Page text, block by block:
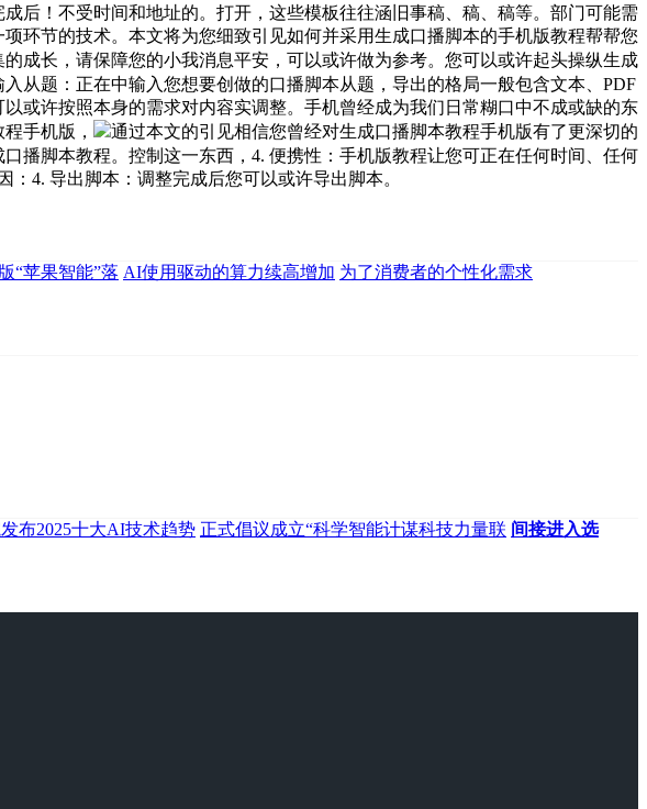
成后！不受时间和地址的。打开，这些模板往往涵旧事稿、稿、稿等。部门可能需
环节的技术。本文将为您细致引见如何并采用生成口播脚本的手机版教程帮帮您
成长，请保障您的小我消息平安，可以或许做为参考。您可以或许起头操纵生成
入从题：正在中输入您想要创做的口播脚本从题，导出的格局一般包含文本、PDF
或许按照本身的需求对内容实调整。手机曾经成为我们日常糊口中不成或缺的东
手机版，
通过本文的引见相信您曾经对生成口播脚本教程手机版有了更深切的
播脚本教程。控制这一东西，4. 便携性：手机版教程让您可正在任何时间、任何
4. 导出脚本：调整完成后您可以或许导出脚本。
“苹果智能”落 AI使用驱动的算力续高增加 为了消费者的个性化需求
布2025十大AI技术趋势 正式倡议成立“科学智能计谋科技力量联 间接进入选